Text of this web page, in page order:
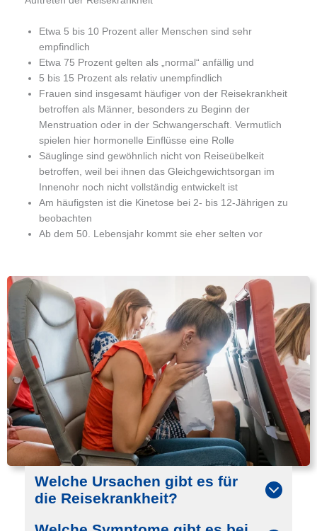
Etwa 5 bis 10 Prozent aller Menschen sind sehr
empfindlich
Etwa 75 Prozent gelten als „normal“ anfällig und
5 bis 15 Prozent als relativ unempfindlich
Frauen sind insgesamt häufiger von der Reisekrankheit
betroffen als Männer, besonders zu Beginn der
Menstruation oder in der Schwangerschaft. Vermutlich
spielen hier hormonelle Einflüsse eine Rolle
Säuglinge sind gewöhnlich nicht von Reiseübelkeit
betroffen, weil bei ihnen das Gleichgewichtsorgan im
Innenohr noch nicht vollständig entwickelt ist
Am häufigsten ist die Kinetose bei 2- bis 12-Jährigen zu
beobachten
Ab dem 50. Lebensjahr kommt sie eher selten vor
Welche Ursachen gibt es für
die Reisekrankheit?